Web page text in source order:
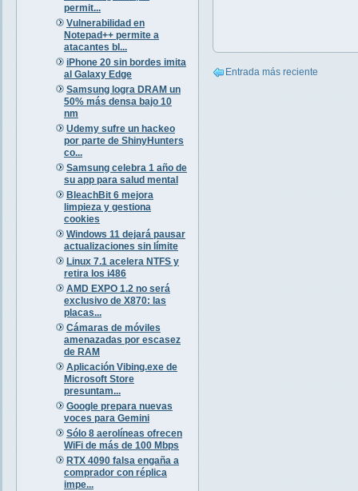
permit...
Vulnerabilidad en
Notepad++ permite a
atacantes bl...
iPhone 20 sin bordes imita
al Galaxy Edge
Samsung logra DRAM un
50% más densa bajo 10
nm
Udemy sufre un hackeo
por parte de ShinyHunters
co...
Samsung celebra 1 año de
su app para salud mental
BleachBit 6 mejora
limpieza y gestiona
cookies
Windows 11 dejará pausar
actualizaciones sin límite
Linux 7.1 acelera NTFS y
retira los i486
AMD EXPO 1.2 no será
exclusivo de X870: las
placas...
Cámaras de móviles
amenazadas por escasez
de RAM
Aplicación Vibing.exe de
Microsoft Store
presuntam...
Google prepara nuevas
voces para Gemini
Sólo 8 aerolíneas ofrecen
WiFi de más de 100 Mbps
RTX 4090 falsa engaña a
comprador con réplica
impe...
Entrada más reciente